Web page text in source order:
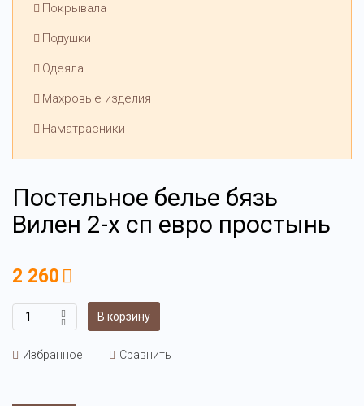
Покрывала
Подушки
Одеяла
Махровые изделия
Наматрасники
Постельное белье бязь
Вилен 2-х сп евро простынь
2 260
В корзину
Избранное Сравнить